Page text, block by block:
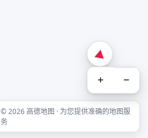
+ −
© 2026 高德地图 · 为您提供准确的地图服
务